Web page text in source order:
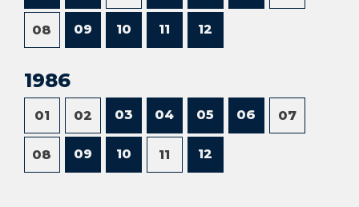
08 09 10 11 12
1986
01 02 03 04 05 06 07
08 09 10 11 12